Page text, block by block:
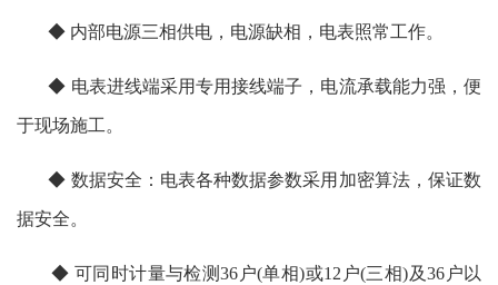
◆ 内部电源三相供电，电源缺相，电表照常工作。
◆ 电表进线端采用专用接线端子，电流承载能力强，便
于现场施工。
◆ 数据安全：电表各种数据参数采用加密算法，保证数
据安全。
◆ 可同时计量与检测36户(单相)或12户(三相)及36户以